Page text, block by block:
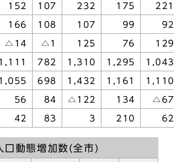
152 107 232 175 221
166 108 107 99 92
△14 △1 125 76 129
1,111 782 1,310 1,295 1,043
1,055 698 1,432 1,161 1,110
56 84 △122 134 △67
42 83 3 210 62
口動態増加数(全市)